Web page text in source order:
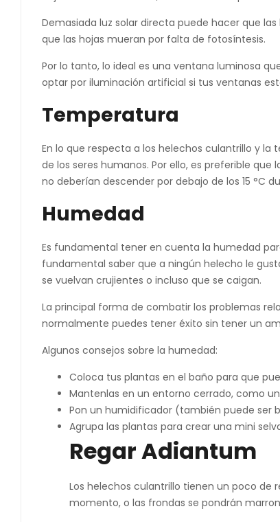
Demasiada luz solar directa puede hacer que
que las hojas mueran por falta de fotosíntesis.
Por lo tanto, lo ideal es una ventana luminosa
optar por iluminación artificial si tus ventanas
Temperatura
En lo que respecta a los helechos culantrillo y
de los seres humanos. Por ello, es preferible
no deberían descender por debajo de los 15 °C
Humedad
Es fundamental tener en cuenta la humedad
fundamental saber que a ningún helecho le
se vuelvan crujientes o incluso que se caigan.
La principal forma de combatir los problemas
normalmente puedes tener éxito sin tener un
Algunos consejos sobre la humedad:
Coloca tus plantas en el baño para que
Mantenlas en un entorno cerrado, como
Pon un humidificador (también puede ser
Agrupa las plantas para crear una mini
Regar Adiantum
Los helechos culantrillo tienen un poco
momento, o las frondas se pondrán